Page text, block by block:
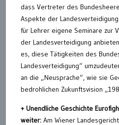
dass Vertreter des
Aspekte der
für Lehrer eigene Seminare zur
der Landesverteidigung
es, diese Tätigkeiten des
Landesverteidigung“
an die „Neusprache“, wie sie
bedrohlichen Zukunftsvision
+ Unendliche Geschichte
weiter: Am Wiener